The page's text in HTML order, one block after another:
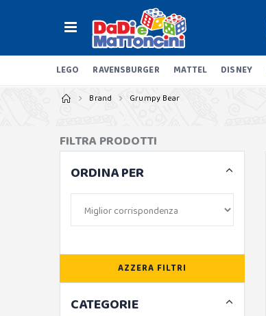
LEGO RAVENSBURGER MATTEL DISNEY
Brand Grumpy Bear
FILTRA PRODOTTI
ORDINA PER
AZZERA FILTRI
CATEGORIE